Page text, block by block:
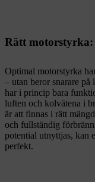
Rätt motorstyrka:
Optimal motorstyrka
– utan beror snarare
har i princip bara
luften och kolvätena i
är att finnas i rätt
och fullständig
potential utnyttjas, kan
perfekt.